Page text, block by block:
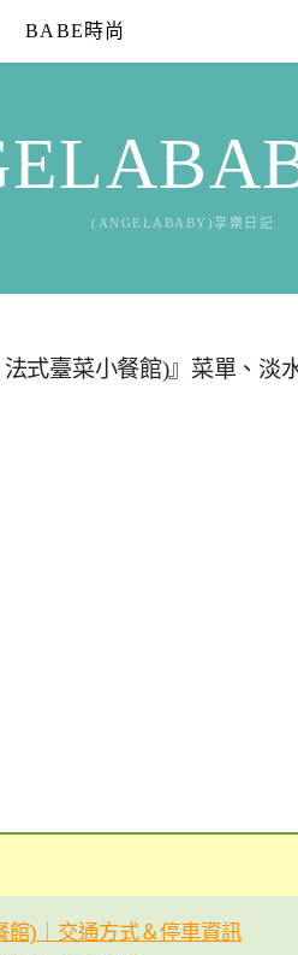
BABE時尚
(ANGELABABY)享樂日記
式臺菜小餐館)』菜單、淡
館)｜交通方式＆停車資訊